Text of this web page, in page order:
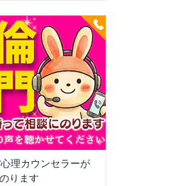
理カウンセラーが
ります